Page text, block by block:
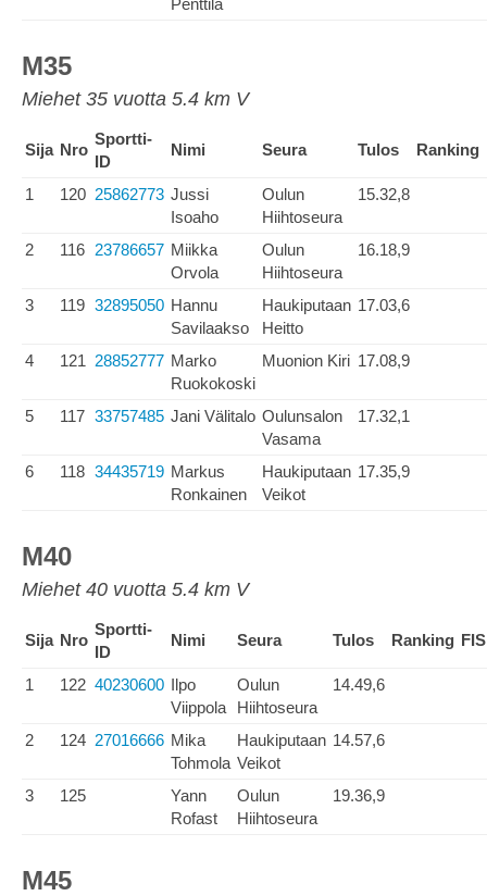
Penttilä
M35
Miehet 35 vuotta 5.4 km V
Sija Nro
Sportti-
ID
Nimi Seura Tulos Ranking
1 120 25862773 Jussi
Isoaho
Oulun
Hiihtoseura
15.32,8
2 116 23786657 Miikka
Orvola
Oulun
Hiihtoseura
16.18,9
3 119 32895050 Hannu
Savilaakso
Haukiputaan
Heitto
17.03,6
4 121 28852777 Marko
Ruokokoski
Muonion Kiri 17.08,9
5 117 33757485 Jani Välitalo Oulunsalon
Vasama
17.32,1
6 118 34435719 Markus
Ronkainen
Haukiputaan
Veikot
17.35,9
M40
Miehet 40 vuotta 5.4 km V
Sija Nro
Sportti-
ID
Nimi Seura Tulos Ranking FIS
1 122 40230600 Ilpo
Viippola
Oulun
Hiihtoseura
14.49,6
2 124 27016666 Mika
Tohmola
Haukiputaan
Veikot
14.57,6
3 125
Yann
Rofast
Oulun
Hiihtoseura
19.36,9
M45